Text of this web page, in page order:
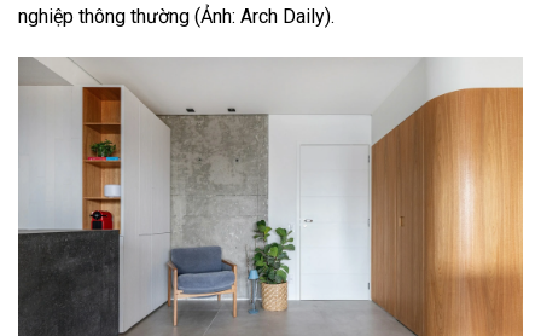
nghiệp thông thường (Ảnh: Arch Daily).